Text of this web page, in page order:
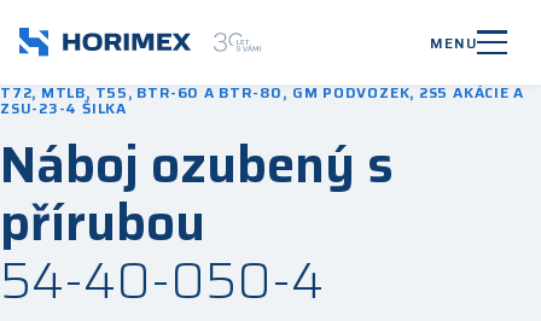
MENU
T72, MTLB, T55, BTR-60 A BTR-80, GM PODVOZEK, 2S5 AKÁCIE A
ZSU-23-4 ŠILKA
Náboj ozubený s
přírubou
54-40-050-4